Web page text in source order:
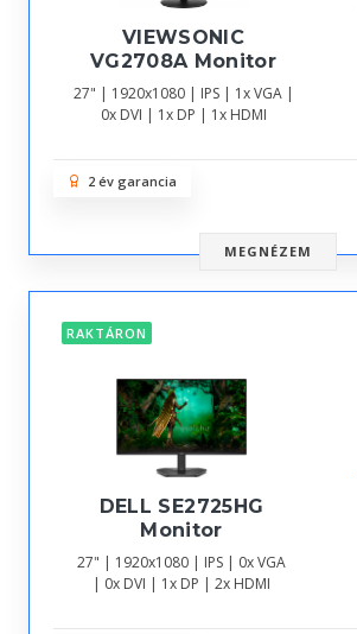
VIEWSONIC
VG2708A Monitor
27" | 1920x1080 | IPS | 1x VGA |
0x DVI | 1x DP | 1x HDMI
2 év garancia
MEGNÉZEM
RAKTÁRON
DELL SE2725HG
Monitor
27" | 1920x1080 | IPS | 0x VGA
| 0x DVI | 1x DP | 2x HDMI